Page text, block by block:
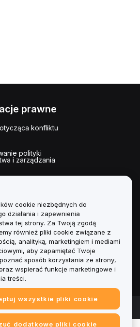
prawne
konfliktu
polityki
i zarządzania
ESG
plików cookie
cookie niezbędnych do
działania i zapewnienia
tej strony. Za Twoją zgodą
również pliki cookie związane z
analityką, marketingiem i mediami
aby zapamiętać Twoje
sposób korzystania ze strony,
wspierać funkcje marketingowe i
treści.
wszystkie pliki cookie
dodatkowe pliki cookie